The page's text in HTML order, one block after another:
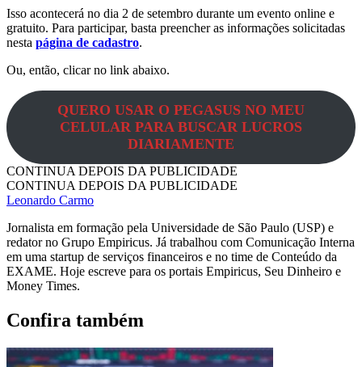
Isso acontecerá no dia 2 de setembro durante um evento online e
gratuito. Para participar, basta preencher as informações solicitadas
nesta página de cadastro.
Ou, então, clicar no link abaixo.
QUERO USAR O PEGASUS NO MEU
CELULAR PARA BUSCAR LUCROS
DIARIAMENTE
CONTINUA DEPOIS DA PUBLICIDADE
CONTINUA DEPOIS DA PUBLICIDADE
Leonardo Carmo
Jornalista em formação pela Universidade de São Paulo (USP) e
redator no Grupo Empiricus. Já trabalhou com Comunicação Interna
em uma startup de serviços financeiros e no time de Conteúdo da
EXAME. Hoje escreve para os portais Empiricus, Seu Dinheiro e
Money Times.
Confira também